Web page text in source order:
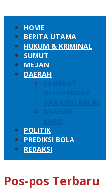
HOME
BERITA UTAMA
HUKUM & KRIMINAL
SUMUT
MEDAN
DAERAH
LANGKAT
DELISERDANG
TANJUNG BALAI
ASAHAN
KARO
POLITIK
PREDIKSI BOLA
REDAKSI
Pos-pos Terbaru